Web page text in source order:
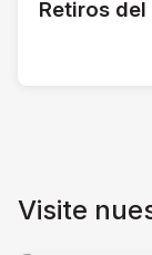
Retiros
Visite